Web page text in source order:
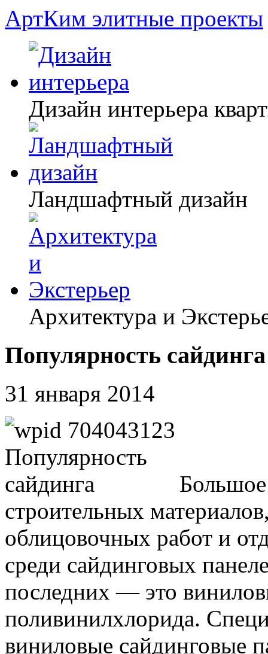
АртКим элитные проекты
Дизайн интерьера
Ландшафтный дизайн
Архитектура и
Популярность сайдинга
31 января 2014
Большое
строительных
облицовочных работ и
среди сайдинговых
последних — это
поливинилхлорида.
виниловые сайдинговые